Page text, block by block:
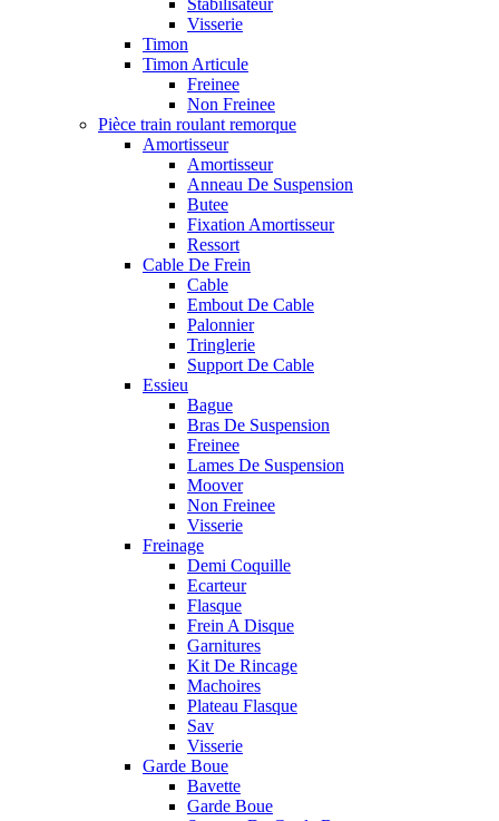
Stabilisateur
Visserie
Timon
Timon Articule
Freinee
Non Freinee
Pièce train roulant remorque
Amortisseur
Amortisseur
Anneau De Suspension
Butee
Fixation Amortisseur
Ressort
Cable De Frein
Cable
Embout De Cable
Palonnier
Tringlerie
Support De Cable
Essieu
Bague
Bras De Suspension
Freinee
Lames De Suspension
Moover
Non Freinee
Visserie
Freinage
Demi Coquille
Ecarteur
Flasque
Frein A Disque
Garnitures
Kit De Rincage
Machoires
Plateau Flasque
Sav
Visserie
Garde Boue
Bavette
Garde Boue